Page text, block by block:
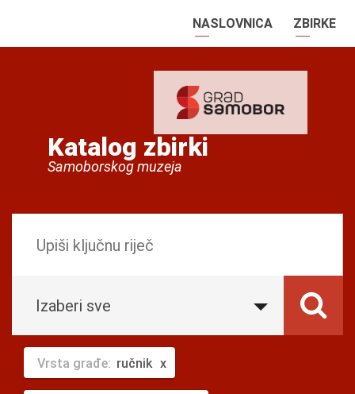
NASLOVNICA ZBIRKE
Katalog zbirki
Samoborskog muzeja
Izaberi sve
Vrsta građe: ručnik